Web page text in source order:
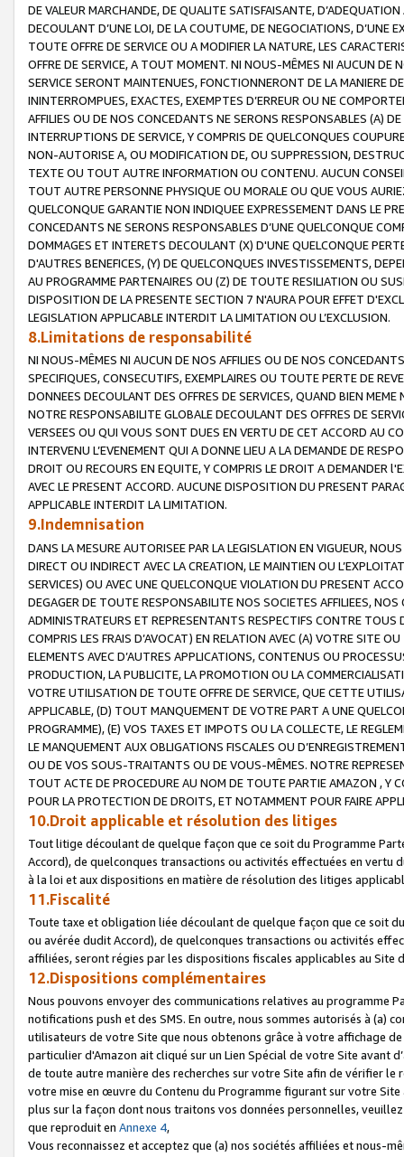
DE VALEUR MARCHANDE, DE QUALITE SATISFAISANTE,
DECOULANT D’UNE LOI, DE LA COUTUME, DE NEGOCIATIONS, D’UNE
TOUTE OFFRE DE SERVICE OU A MODIFIER LA NATURE, LES
OFFRE DE SERVICE, A TOUT MOMENT. NI NOUS-MÊMES NI AUCUN DE
SERVICE SERONT MAINTENUES, FONCTIONNERONT DE LA MANIERE
ININTERROMPUES, EXACTES, EXEMPTES D’ERREUR OU NE
AFFILIES OU DE NOS CONCEDANTS NE SERONS RESPONSABLES (A)
INTERRUPTIONS DE SERVICE, Y COMPRIS DE QUELCONQUES
NON-AUTORISE A, OU MODIFICATION DE, OU SUPPRESSION,
TEXTE OU TOUT AUTRE INFORMATION OU CONTENU. AUCUN
TOUT AUTRE PERSONNE PHYSIQUE OU MORALE OU QUE VOUS
QUELCONQUE GARANTIE NON INDIQUEE EXPRESSEMENT DANS LE
CONCEDANTS NE SERONS RESPONSABLES D’UNE QUELCONQUE
DOMMAGES ET INTERETS DECOULANT (X) D'UNE QUELCONQUE
D'AUTRES BENEFICES, (Y) DE QUELCONQUES INVESTISSEMENTS,
AU PROGRAMME PARTENAIRES OU (Z) DE TOUTE RESILIATION OU
DISPOSITION DE LA PRESENTE SECTION 7 N'AURA POUR EFFET
LEGISLATION APPLICABLE INTERDIT LA LIMITATION OU L’EXCLUSION.
8.Limitations de responsabilité
NI NOUS-MÊMES NI AUCUN DE NOS AFFILIES OU DE NOS
SPECIFIQUES, CONSECUTIFS, EXEMPLAIRES OU TOUTE PERTE DE
DONNEES DECOULANT DES OFFRES DE SERVICES, QUAND BIEN
NOTRE RESPONSABILITE GLOBALE DECOULANT DES OFFRES DE
VERSEES OU QUI VOUS SONT DUES EN VERTU DE CET ACCORD AU
INTERVENU L’EVENEMENT QUI A DONNE LIEU A LA DEMANDE DE
DROIT OU RECOURS EN EQUITE, Y COMPRIS LE DROIT A DEMANDER
AVEC LE PRESENT ACCORD. AUCUNE DISPOSITION DU PRESENT
APPLICABLE INTERDIT LA LIMITATION.
9.Indemnisation
DANS LA MESURE AUTORISEE PAR LA LEGISLATION EN VIGUEUR,
DIRECT OU INDIRECT AVEC LA CREATION, LE MAINTIEN OU
SERVICES) OU AVEC UNE QUELCONQUE VIOLATION DU PRESENT
DEGAGER DE TOUTE RESPONSABILITE NOS SOCIETES AFFILIEES,
ADMINISTRATEURS ET REPRESENTANTS RESPECTIFS CONTRE
COMPRIS LES FRAIS D’AVOCAT) EN RELATION AVEC (A) VOTRE SITE
ELEMENTS AVEC D’AUTRES APPLICATIONS, CONTENUS OU
PRODUCTION, LA PUBLICITE, LA PROMOTION OU LA
VOTRE UTILISATION DE TOUTE OFFRE DE SERVICE, QUE CETTE
APPLICABLE, (D) TOUT MANQUEMENT DE VOTRE PART A UNE
PROGRAMME), (E) VOS TAXES ET IMPOTS OU LA COLLECTE, LE
LE MANQUEMENT AUX OBLIGATIONS FISCALES OU
OU DE VOS SOUS-TRAITANTS OU DE VOUS-MÊMES. NOTRE
TOUT ACTE DE PROCEDURE AU NOM DE TOUTE PARTIE AMAZON , Y
POUR LA PROTECTION DE DROITS, ET NOTAMMENT POUR FAIRE
10.Droit applicable et résolution des litiges
Tout litige découlant de quelque façon que ce soit du Programme
Accord), de quelconques transactions ou activités effectuées en vertu
à la loi et aux dispositions en matière de résolution des litiges
11.Fiscalité
Toute taxe et obligation liée découlant de quelque façon que ce soit
ou avérée dudit Accord), de quelconques transactions ou activités
affiliées, seront régies par les dispositions fiscales applicables au Site
12.Dispositions complémentaires
Nous pouvons envoyer des communications relatives au programme
notifications push et des SMS. En outre, nous sommes autorisés à
utilisateurs de votre Site que nous obtenons grâce à votre affichage
particulier d'Amazon ait cliqué sur un Lien Spécial de votre Site avant
de toute autre manière des recherches sur votre Site afin de vérifier
votre mise en œuvre du Contenu du Programme figurant sur votre
plus sur la façon dont nous traitons vos données personnelles,
que reproduit en Annexe 4,
Vous reconnaissez et acceptez que (a) nos sociétés affiliées et nous-